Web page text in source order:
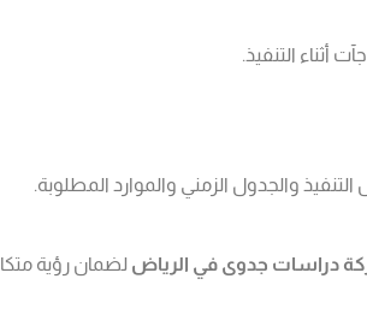
أثناء التنفيذ.
والجدول الزمني والموارد المطلوبة.
دراسات جدوى في الرياض لضمان رؤية